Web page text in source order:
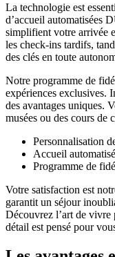
La technologie est
d’accueil automatisées
simplifient votre arrivée
les check-ins tardifs,
des clés en toute
Notre programme de
expériences exclusives.
des avantages uniques.
musées ou des cours de
Personnalisation
Accueil
Programme de
Votre satisfaction est
garantit un séjour
Découvrez l’art de vivre
détail est pensé pour